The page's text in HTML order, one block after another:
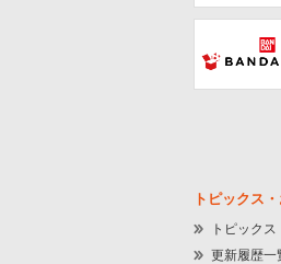
トピックス
トピックス
更新履歴一